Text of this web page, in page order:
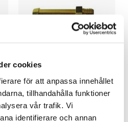
cookies
för att anpassa innehållet
tillhandahålla funktioner
vår trafik. Vi
identifierare och annan
SLANGSOCKEL UTVÄNDIG
GÄNGA MÄSSING
Art nr: V04676
Från 64 kr